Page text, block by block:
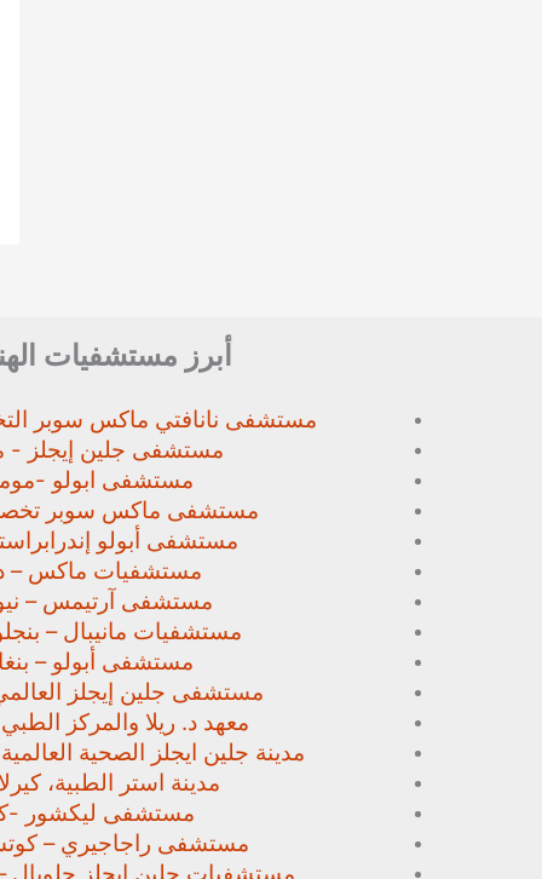
أبرز مستشفيات
مستشفى نانافتي ماكس سوبر
مستشفى جلين إيجلز -
مستشفى ابولو -
مستشفى ماكس سوبر
مستشفى أبولو
مستشفيات ماكس –
مستشفى آرتيمس –
مستشفيات مانيبال –
مستشفى أبولو –
مستشفى جلين إيجلز
معهد د. ريلا والمركز
مدينة جلين ايجلز الصحية
مدينة استر الطبية،
مستشفى ليكشور -
مستشفى راجاجيري –
مستشفيات جلين إيجلز جلوبال